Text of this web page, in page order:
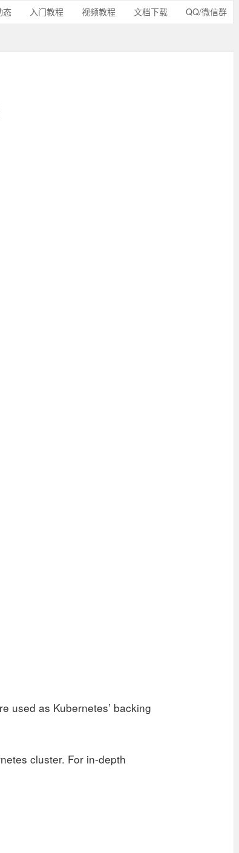
态 入门教程 视频教程 文档下载 QQ/微信群
used as Kubernetes’ backing
cluster. For in-depth